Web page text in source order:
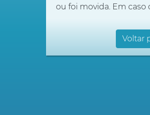
ou foi movida. Em
Voltar